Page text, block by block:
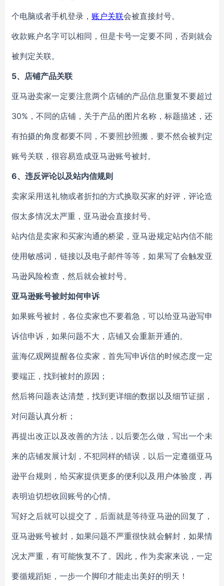
个电脑或者手机登录， 账户关联会被直接封号。
收款账户名字可以相同，但是卡号一定要不同，否则就会
被判定关联。
5、店铺产品关联
亚马逊卖家一定要注意两个店铺的产品信息重复不要超过
30%，不同的店铺，关于产品的图片名称，标题描述，还
有拍摄的角度都要不同，不要照抄照搬，要不然会被判定
账号关联，很容易造成亚马逊账号被封。
6、违反评论以及站内信规则
卖家采用送礼物或者折扣的方式换取买家的好评，评论造
假太多情况太严重，亚马逊会直接封号。
站内信是卖家和买家沟通的桥梁，亚马逊规定站内信不能
使用敏感词，链接以及电子邮件等等，如果写了会触发亚
马逊风险检查，然后就会被封号。
亚马逊账号被封如何申诉
如果账号被封，各位卖家也不要着急，可以给亚马逊写申
诉信申诉，如果问题不大，店铺又会重新开通的。
蓝海亿观网提醒各位卖家，首先写申诉信的时候态度一定
要端正，找到被封的原因；
然后将问题表达清楚，找到更详细的数据以及细节证据，
对问题认真分析；
再提出改正以及改善的方法，以后要怎么做，写出一个未
来的店铺发展计划，不犯同样的错误，以后一定遵循亚马
逊平台规则，给买家提供更多的便利以及用户体验度，再
表明迫切想收回账号的心情。
写好之后就可以提交了，后面就是等待亚马逊的回复了，
亚马逊账号被封，如果问题不严重很快就会解封，如果情
况太严重，有可能恢复不了。因此，作为卖家来说，一定
要循规蹈矩，一步一个脚印才能走出美好的明天！